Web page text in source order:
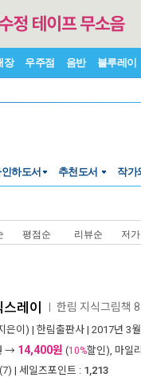
장 우주점 음반 블루레이
하도서 추천도서 작가
평점순 리뷰순 저
레이 한림 지식그림책 8
은이) | 한림출판사 | 2017년 3월
→ 14,400원 (10%할인), 마일
(7) | 세일즈포인트 : 1,213